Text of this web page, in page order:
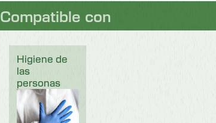
Compatible con
Higiene de
las
personas